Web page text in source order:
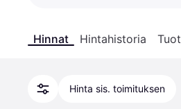
Hinnat Hintahistoria
Hinta sis. toimituksen